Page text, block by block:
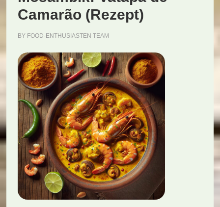
Camarão (Rezept)
BY FOOD-ENTHUSIASTEN TEAM